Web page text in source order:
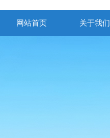
网站首页 关于我们